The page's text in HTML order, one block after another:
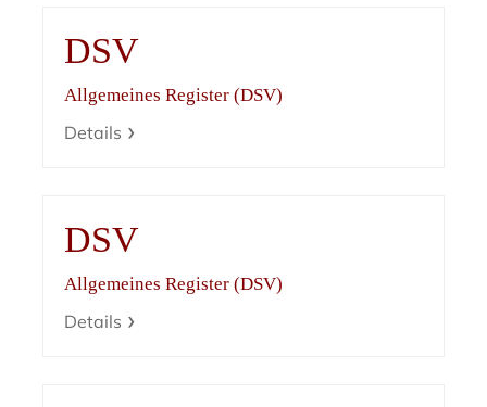
DSV
Allgemeines Register (DSV)
Details
DSV
Allgemeines Register (DSV)
Details